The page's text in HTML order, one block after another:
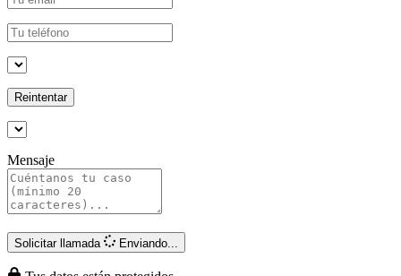
Reintentar
Mensaje
Solicitar llamada Enviando...